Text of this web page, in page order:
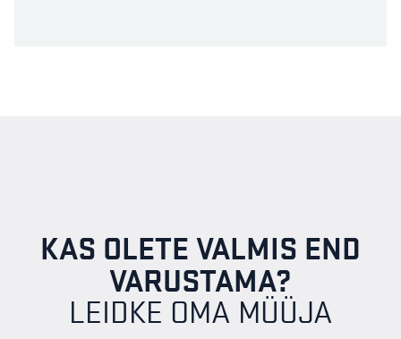
KAS OLETE VALMIS END
VARUSTAMA?
LEIDKE OMA MÜÜJA